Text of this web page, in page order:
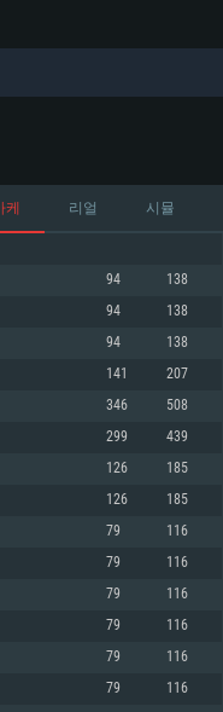
Radeon 77XX / NVIDIA
지원하지 않습니다)
(Mac), 혹은 이와 비슷한 성
도: 720p
라이버를 지원하는 NVIDIA
최신 그래픽 드라이버를 지
720p)
케 리얼 시뮬
94 138
94 138
94 138
141 207
346 508
299 439
126 185
126 185
79 116
79 116
79 116
79 116
79 116
79 116